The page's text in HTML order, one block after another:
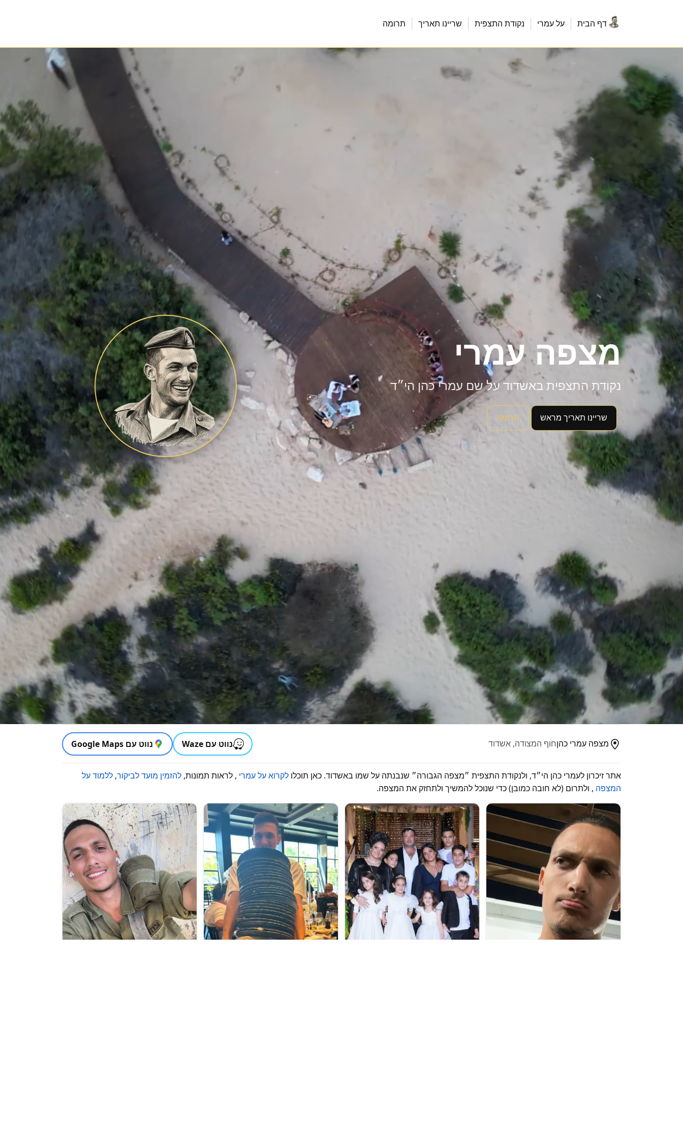
דף הבית על עמרי נקודת התצפית שריינו תאריך תרומה
מצפה עמרי
נקודת התצפית באשדוד על שם עמרי כהן הי״ד
שריינו תאריך מראש תרומה
מצפה עמרי כהןחוף המצודה, אשדוד נווט עם Waze נווט עם Google Maps
אתר זיכרון לעמרי כהן הי״ד, ולנקודת התצפית ״מצפה הגבורה״ שנבנתה על שמו באשדוד. כאן תוכלו לקרוא על עמרי , לראות תמונות, להזמין מועד לביקור, ללמוד על
המצפה , ולתרום (לא חובה כמובן) כדי שנוכל להמשיך ולתחזק את המצפה.